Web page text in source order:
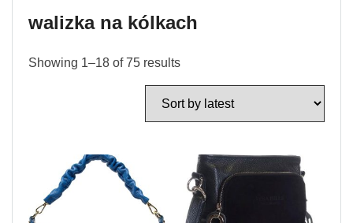
walizka na kólkach
Showing 1–18 of 75 results